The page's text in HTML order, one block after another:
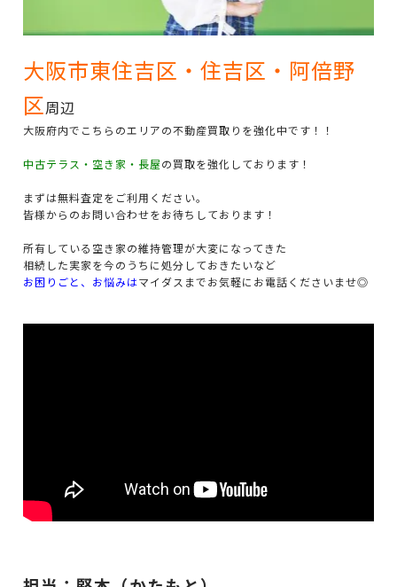
大阪市東住吉区・住吉区・阿倍野
区周辺
大阪府内でこちらのエリアの不動産買取りを強化中です！！
中古テラス・空き家・長屋の買取を強化しております！
まずは無料査定をご利用ください。
皆様からのお問い合わせをお待ちしております！
所有している空き家の維持管理が大変になってきた
相続した実家を今のうちに処分しておきたいなど
お困りごと、お悩みはマイダスまでお気軽にお電話くださいませ◎